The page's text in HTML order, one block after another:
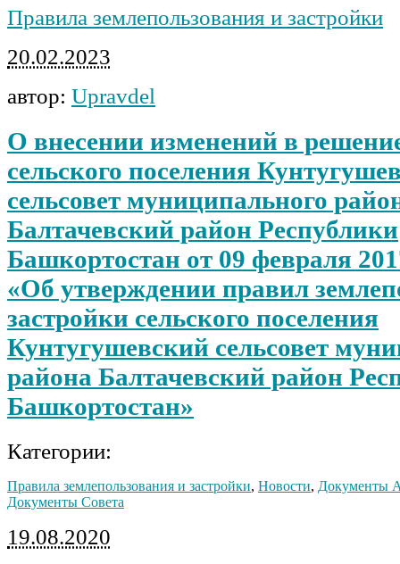
Правила землепользования и застройки
20.02.2023
автор: Upravdel
О внесении изменений в
сельского поселения
сельсовет муниципального
Балтачевский район Республики
Башкортостан от 09 февраля
«Об утверждении правил
застройки сельского поселения
Кунтугушевский сельсовет
района Балтачевский район
Башкортостан»
Категории:
Правила землепользования и застройки, Новости, Документы
Документы Совета
19.08.2020